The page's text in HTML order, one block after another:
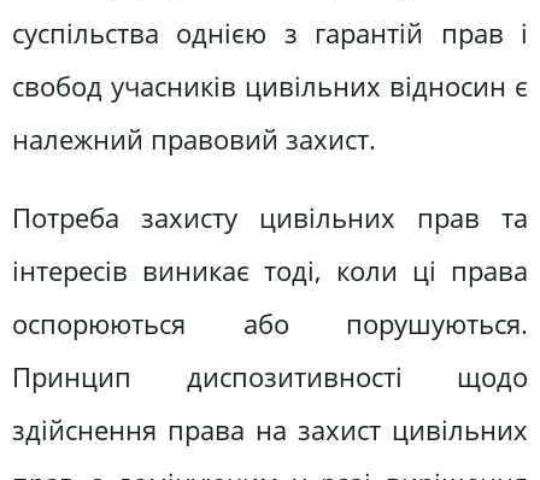
суспільства однією з гарантій прав і
свобод учасників цивільних відносин є
належний правовий захист.
Потреба захисту цивільних прав та
інтересів виникає тоді, коли ці права
оспорюються або порушуються.
Принцип диспозитивності щодо
здійснення права на захист цивільних